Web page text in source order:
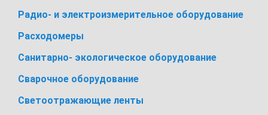
Радио- и электроизмерительное оборудование
Расходомеры
Cанитарно- экологическое оборудование
Сварочное оборудование
Светоотражающие ленты